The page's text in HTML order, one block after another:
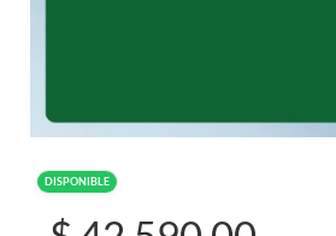
DISPONIBLE